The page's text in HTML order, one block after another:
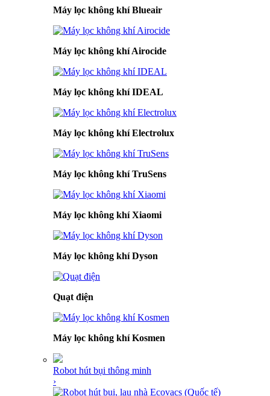
Máy lọc không khí Blueair
Máy lọc không khí Airocide
Máy lọc không khí IDEAL
Máy lọc không khí Electrolux
Máy lọc không khí TruSens
Máy lọc không khí Xiaomi
Máy lọc không khí Dyson
Quạt điện
Máy lọc không khí Kosmen
Robot hút bụi thông minh
›